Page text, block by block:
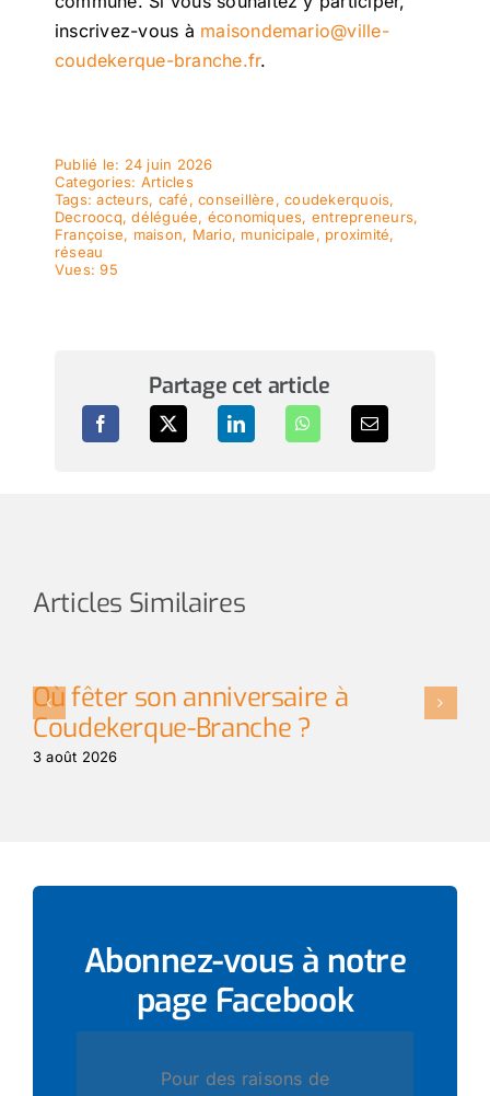
inscrivez-vous à maisondemario@ville-
coudekerque-branche.fr.
Publié le: 24 juin 2026
Categories: Articles
Tags:acteurs, café,conseillère,coudekerquois,
Decroocq,déléguée, économiques, entrepreneurs,
Françoise, maison, Mario, municipale, proximité,
réseau
Vues: 95
Partage cet article
Articles Similaires
Où fêter son anniversaire à
Coudekerque-Branche ?
3 août 2026
Abonnez-vous à notre
page Facebook
Pour des raisons de